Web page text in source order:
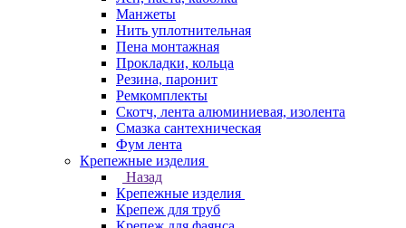
Манжеты
Нить уплотнительная
Пена монтажная
Прокладки, кольца
Резина, паронит
Ремкомплекты
Скотч, лента алюминиевая, изолента
Смазка сантехническая
Фум лента
Крепежные изделия
Назад
Крепежные изделия
Крепеж для труб